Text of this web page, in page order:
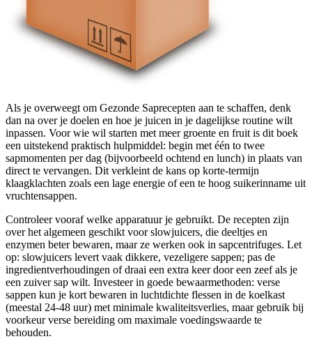
Als je overweegt om Gezonde Saprecepten aan te schaffen, denk
dan na over je doelen en hoe je juicen in je dagelijkse routine wilt
inpassen. Voor wie wil starten met meer groente en fruit is dit boek
een uitstekend praktisch hulpmiddel: begin met één to twee
sapmomenten per dag (bijvoorbeeld ochtend en lunch) in plaats van
direct te vervangen. Dit verkleint de kans op korte-termijn
klaagklachten zoals een lage energie of een te hoog suikerinname uit
vruchtensappen.
Controleer vooraf welke apparatuur je gebruikt. De recepten zijn
over het algemeen geschikt voor slowjuicers, die deeltjes en
enzymen beter bewaren, maar ze werken ook in sapcentrifuges. Let
op: slowjuicers levert vaak dikkere, vezeligere sappen; pas de
ingredientverhoudingen of draai een extra keer door een zeef als je
een zuiver sap wilt. Investeer in goede bewaarmethoden: verse
sappen kun je kort bewaren in luchtdichte flessen in de koelkast
(meestal 24-48 uur) met minimale kwaliteitsverlies, maar gebruik bij
voorkeur verse bereiding om maximale voedingswaarde te
behouden.